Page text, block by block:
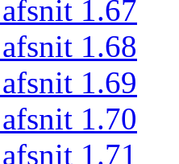
1.67
1.68
1.69
1.70
1.71